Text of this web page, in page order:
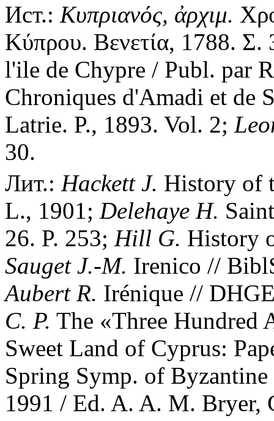
Ист.: Κυπριανός, ἀρχιμ.
Κύπρου. Βενετία, 1788.
l'ile de Chypre / Publ. par
Chroniques d'Amadi et de
Latrie. P., 1893. Vol. 2;
30.
Лит.: Hackett J. History of
L., 1901; Delehaye H.
26. P. 253; Hill G. History
Sauget J.-M. Irenico //
Aubert R. Irénique //
C. P. The «Three Hundred
Sweet Land of Cyprus:
Spring Symp. of
1991 / Ed. A. A. M. Bryer,